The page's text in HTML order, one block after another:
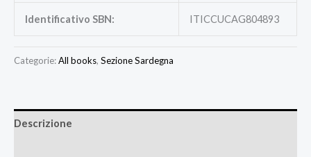
Identificativo SBN: ITICCUCAG804893
Categorie:All books, Sezione Sardegna
Descrizione